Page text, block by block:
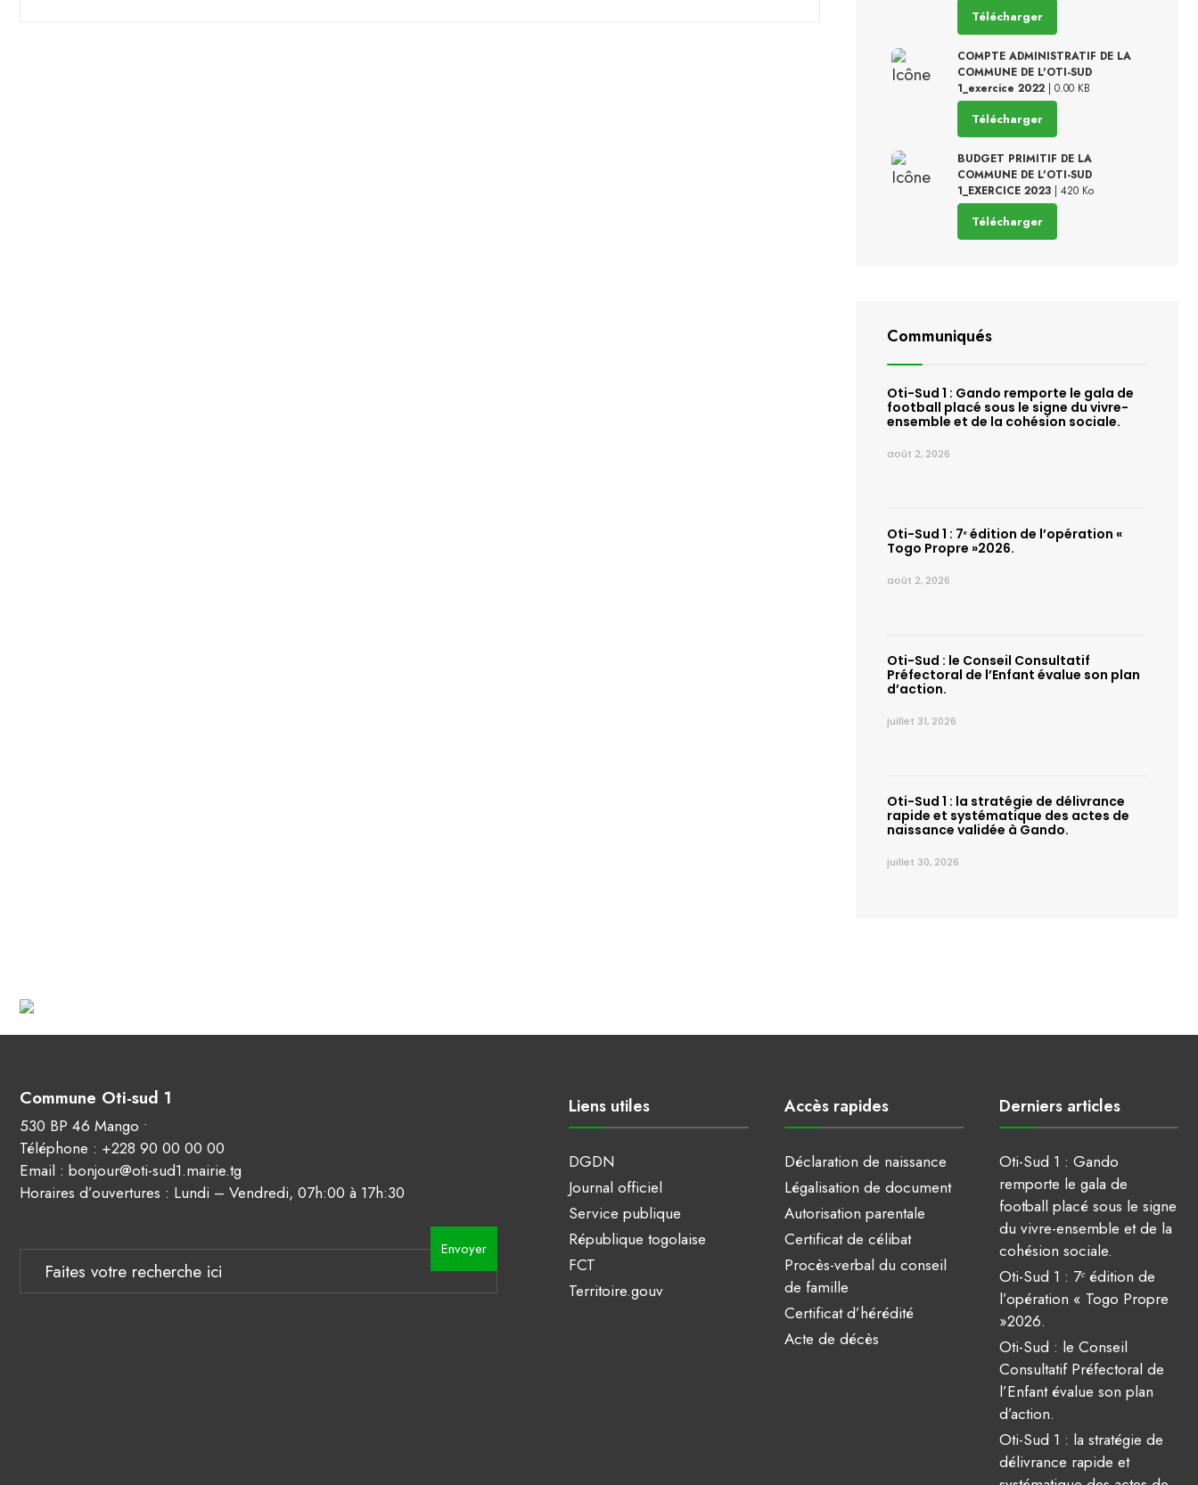
Télécharger
COMPTE ADMINISTRATIF DE LA
COMMUNE DE L'OTI-SUD
1_exercice 2022 | 0.00 KB
Télécharger
BUDGET PRIMITIF DE LA
COMMUNE DE L'OTI-SUD
1_EXERCICE 2023 | 420 Ko
Télécharger
Communiqués
Oti-Sud 1 : Gando remporte le gala de
football placé sous le signe du vivre-
ensemble et de la cohésion sociale.
août 2, 2026
Oti-Sud 1 : 7ᵉ édition de l’opération «
Togo Propre »2026.
août 2, 2026
Oti-Sud : le Conseil Consultatif
Préfectoral de l’Enfant évalue son plan
d’action.
juillet 31, 2026
Oti-Sud 1 : la stratégie de délivrance
rapide et systématique des actes de
naissance validée à Gando.
juillet 30, 2026
Commune Oti-sud 1
530 BP 46 Mango •
Téléphone : +228 90 00 00 00
Email : bonjour@oti-sud1.mairie.tg
Horaires d’ouvertures : Lundi – Vendredi, 07h:00 à 17h:30
Search
Envoyer
Liens utiles
DGDN
Journal officiel
Service publique
République togolaise
FCT
Territoire.gouv
Accès rapides
Déclaration de naissance
Légalisation de document
Autorisation parentale
Certificat de célibat
Procès-verbal du conseil
de famille
Certificat d’hérédité
Acte de décès
Derniers articles
Oti-Sud 1 : Gando
remporte le gala de
football placé sous le signe
du vivre-ensemble et de la
cohésion sociale.
Oti-Sud 1 : 7ᵉ édition de
l’opération « Togo Propre
»2026.
Oti-Sud : le Conseil
Consultatif Préfectoral de
l’Enfant évalue son plan
d’action.
Oti-Sud 1 : la stratégie de
délivrance rapide et